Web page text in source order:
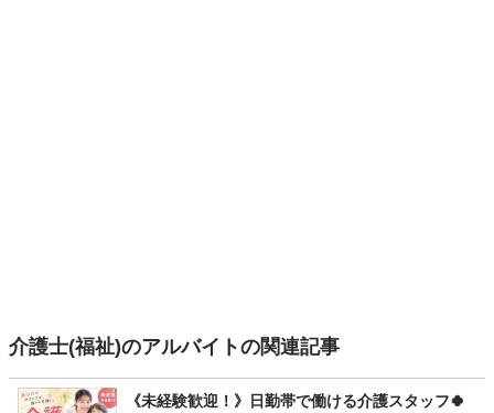
介護士(福祉)のアルバイトの関連記事
《未経験歓迎！》日勤帯で働ける介護スタッフ🍀